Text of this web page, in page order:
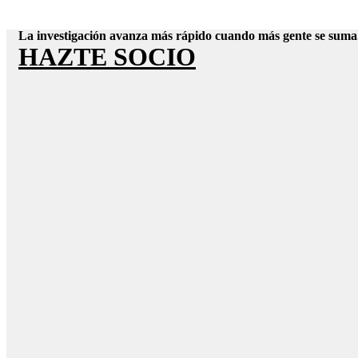
La investigación avanza más rápido cuando más gente se
HAZTE SOCIO